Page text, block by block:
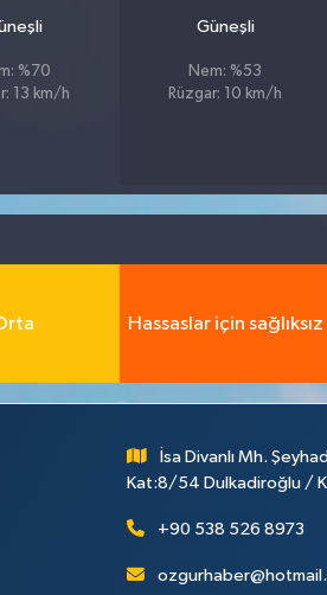
%70
13 km/h
Güneşli
Nem: %53
Rüzgar: 10 km/h
Hassaslar için sağlıksız
İsa Divanlı Mh.
Kat:8/54 Dulkadiroğlu /
+90 538 526 8973